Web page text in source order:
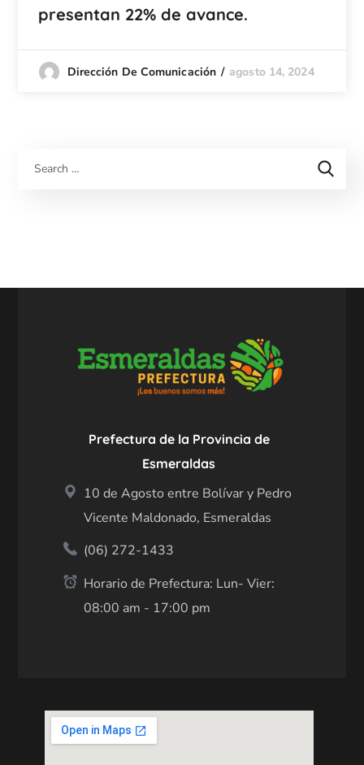
presentan 22% de avance.
Dirección De Comunicación agosto 14, 2024
Prefectura de la Provincia de
Esmeraldas
10 de Agosto entre Bolívar y Pedro
Vicente Maldonado, Esmeraldas
(06) 272-1433
Horario de Prefectura: Lun- Vier:
08:00 am - 17:00 pm